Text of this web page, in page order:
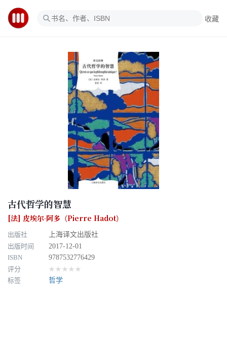
收藏
古代哲学的智慧
[法] 皮埃尔·阿多（Pierre Hadot）
出版社
上海译文出版社
出版时间
2017-12-01
ISBN
9787532776429
评分
★★★★★
标签 哲学